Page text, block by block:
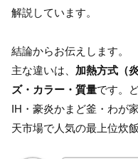
解説しています。
結論からお伝えします。
主な違いは、 加熱方式（
ズ・カラー・質量です。
IH・豪炎かまど釜・わが
天市場で人気の最上位炊飯